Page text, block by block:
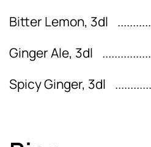
Bitter Lemon, 3dl
Ginger Ale, 3dl
Spicy Ginger, 3dl